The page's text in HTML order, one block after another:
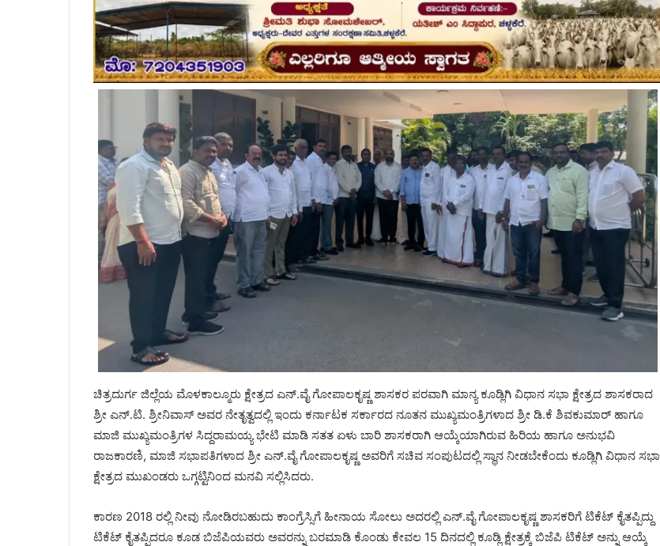
ಚಿತ್ರದುರ್ಗ ಜಿಲ್ಲೆಯ ಮೊಳಕಾಲ್ಮೂರು ಕ್ಷೇತ್ರದ ಎನ್.ವೈ ಗೋಪಾಲಕೃಷ್ಣ ಶಾಸಕರ ಪರವಾಗಿ ಮಾನ್ಯ ಕೂಡ್ಲಿಗಿ ವಿಧಾನ ಸಭಾ ಕ್ಷೇತ್ರದ ಶಾಸಕರಾದ
ಶ್ರೀ ಎನ್.ಟಿ. ಶ್ರೀನಿವಾಸ್ ಅವರ ನೇತೃತ್ವದಲ್ಲಿ ಇಂದು ಕರ್ನಾಟಕ ಸರ್ಕಾರದ ನೂತನ ಮುಖ್ಯಮಂತ್ರಿಗಳಾದ ಶ್ರೀ ಡಿ.ಕೆ ಶಿವಕುಮಾರ್ ಹಾಗೂ
ಮಾಜಿ ಮುಖ್ಯಮಂತ್ರಿಗಳ ಸಿದ್ದರಾಮಯ್ಯ ಭೇಟಿ ಮಾಡಿ ಸತತ ಏಳು ಬಾರಿ ಶಾಸಕರಾಗಿ ಆಯ್ಕೆಯಾಗಿರುವ ಹಿರಿಯ ಹಾಗೂ ಅನುಭವಿ
ರಾಜಕಾರಣಿ, ಮಾಜಿ ಸಭಾಪತಿಗಳಾದ ಶ್ರೀ ಎನ್.ವೈ ಗೋಪಾಲಕೃಷ್ಣ ಅವರಿಗೆ ಸಚಿವ ಸಂಪುಟದಲ್ಲಿ ಸ್ಥಾನ ನೀಡಬೇಕೆಂದು ಕೂಡ್ಲಿಗಿ ವಿಧಾನ ಸಭಾ
ಕ್ಷೇತ್ರದ ಮುಖಂಡರು ಒಗ್ಗಟ್ಟಿನಿಂದ ಮನವಿ ಸಲ್ಲಿಸಿದರು.
ಕಾರಣ 2018 ರಲ್ಲಿ ನೀವು ನೋಡಿರಬಹುದು ಕಾಂಗ್ರೆಸ್ಸಿಗೆ ಹೀನಾಯ ಸೋಲು ಅದರಲ್ಲಿ ಎನ್.ವೈ ಗೋಪಾಲಕೃಷ್ಣ ಶಾಸಕರಿಗೆ ಟಿಕೆಟ್ ಕೈತಪ್ಪಿದ್ದು
ಟಿಕೆಟ್ ಕೈತಪ್ಪಿದರೂ ಕೂಡ ಬಿಜೆಪಿಯವರು ಅವರನ್ನು ಬರಮಾಡಿ ಕೊಂಡು ಕೇವಲ 15 ದಿನದಲ್ಲಿ ಕೂಡ್ಲಿ ಕ್ಷೇತ್ರಕ್ಕೆ ಬಿಜೆಪಿ ಟಿಕೆಟ್ ಅನ್ನು ಆಯ್ಕೆ